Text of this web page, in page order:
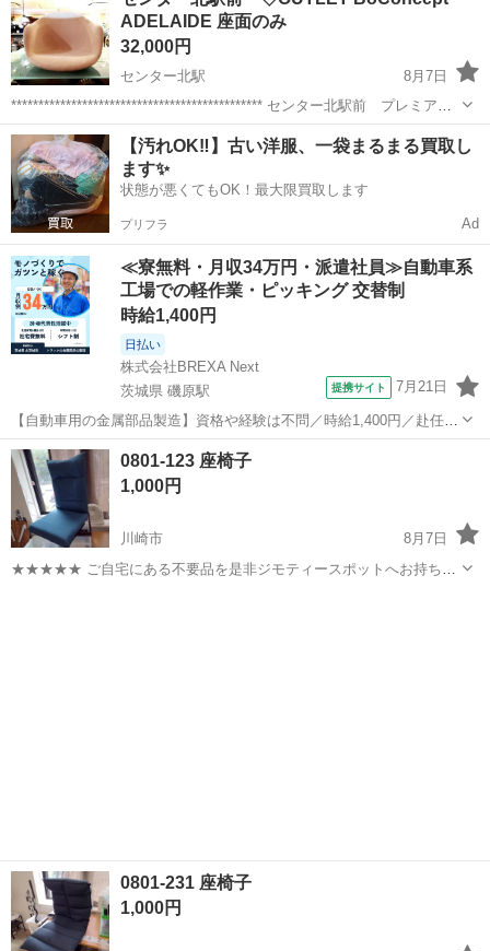
のため不要になったの...ADELAIDE 座面のみ
32,000円
センター北駅
8月7日
********************************************** センター北駅前 プレミアヨ
コハマ６階 生活に必要な照明・家具・家電なんでも揃います。 ご予
算・ご希望お気軽にご相談く...
神奈川 横浜市 センター北駅 椅子 BoConcept
【汚れOK‼️】古い洋服、一袋まるまる買取し
ます✨
状態が悪くてもOK！最大限買取します
プリフラ Ad
≪寮無料・月収34万円・派遣社員≫自動車系
工場での軽作業・ピッキング 交替制
時給1,400円
日払い
株式会社BREXA Next
茨城県 磯原駅
提携サイト 7月21日
【自動車用の金属部品製造】資格や経験は不問／時給1,400円／赴任旅
費会社負担／正社員登用のチャンスあり／食堂利用可能／マイカー通
勤OK《茨城県茨城市》 人気の工場のお仕事 ◇トラックの金属部品の
製造◇ ★トラックの金属...
茨城 北茨城市 磯原駅 その他
0801-123 座椅子
1,000円
川崎市
8月7日
★★★★★ ご自宅にある不要品を是非ジモティースポットへお持ち込
0801-231 座椅子
1,000円